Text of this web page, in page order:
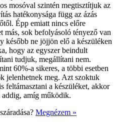
mosóval szintén megtisztítjuk az
hatékonysága függ az ázás
Épp emiatt nincs előre
sok befolyásoló tényező van
később ne jöjjön elő a készüléken
hogy az egyszer beindult
tudjuk, megállítani nem.
60%-a sikeres, a többi esetben
jelenhetnek meg. Azt szoktuk
feltámasztani a készüléket, akkor
addig, amíg működik.
Megnézem »